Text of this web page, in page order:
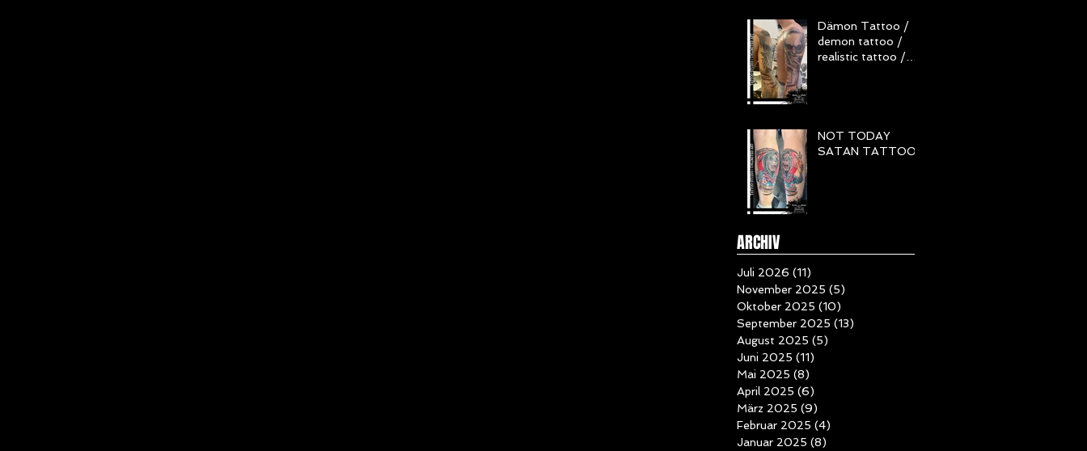
Dämon Tattoo /
demon tattoo /
realistic tattoo /
NOT TODAY
SATAN TATTOO
ARCHIV
Juli 2026 (11)
November 2025 (5)
Oktober 2025 (10)
September 2025 (13)
August 2025 (5)
Juni 2025 (11)
Mai 2025 (8)
April 2025 (6)
März 2025 (9)
Februar 2025 (4)
Januar 2025 (8)